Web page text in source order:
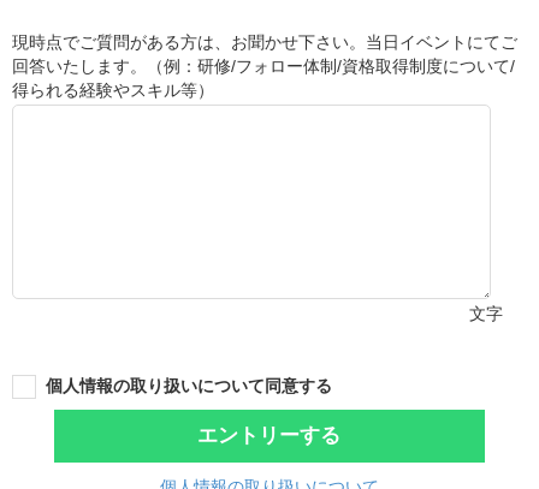
現時点でご質問がある方は、お聞かせ下さい。当日イベントにてご
回答いたします。（例：研修/フォロー体制/資格取得制度について/
得られる経験やスキル等）
文字
個人情報の取り扱いについて同意する
エントリーする